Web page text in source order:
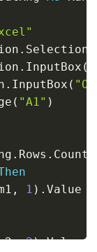
.
. InputBox (
. InputBox (
( "A1" )
. Rows . Count
, 1 ) . Value
, 2).Value